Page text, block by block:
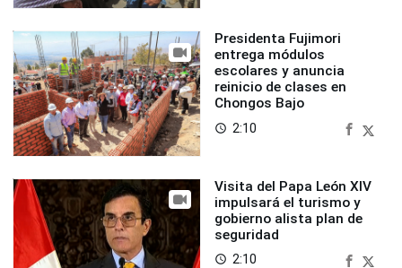
Presidenta Fujimori
entrega módulos
escolares y anuncia
reinicio de clases en
Chongos Bajo
access_time 2:10
Visita del Papa León XIV
impulsará el turismo y
gobierno alista plan de
seguridad
access_time 2:10